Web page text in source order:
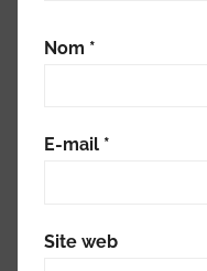
Nom *
E-mail *
Site web